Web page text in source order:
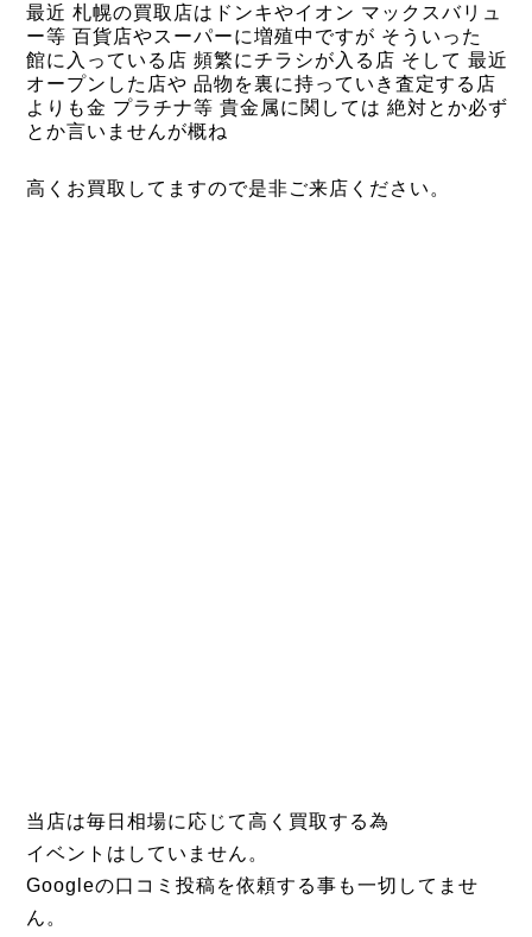
最近 札幌の買取店はドンキやイオン マックスバリュ
ー等 百貨店やスーパーに増殖中ですが そういった
館に入っている店 頻繁にチラシが入る店 そして 最近
オープンした店や 品物を裏に持っていき査定する店
よりも金 プラチナ等 貴金属に関しては 絶対とか必ず
とか言いませんが概ね
高くお買取してますので是非ご来店ください。
当店は毎日相場に応じて高く買取する為
イベントはしていません。
Googleの口コミ投稿を依頼する事も一切してませ
ん。